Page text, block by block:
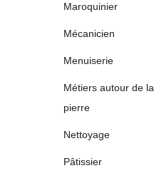
Maroquinier
Mécanicien
Menuiserie
Métiers autour de la
pierre
Nettoyage
Pâtissier